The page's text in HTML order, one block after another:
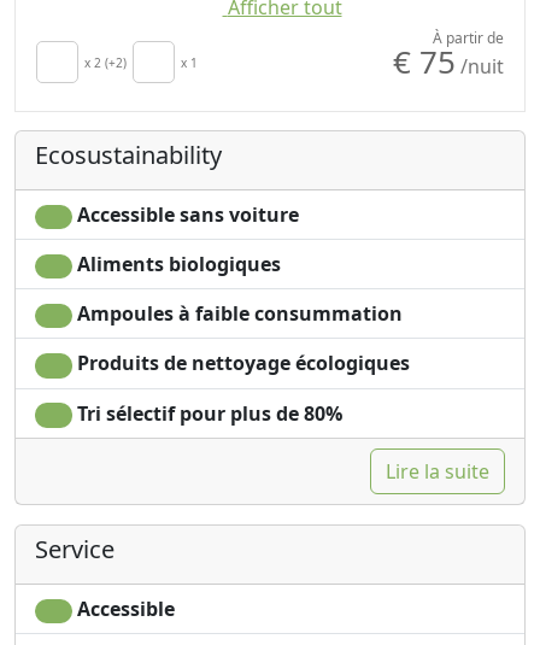
Autonomous heating
Crib
Kitchenette
Sèche-cheveux
Living room
Clotheshorse
Towels
Draps
Cupboard or
Wardrobe
Fireplace
Ironing facilities
Sofa
Cooking utensils
Coffee machine
Barbecue
Washing machine
Garden
exclusive use
Own entrance
Microwave
Afficher tout
x 2 (+2) x 1
À partir de
€ 75 /nuit
Ecosustainability
Accessible sans voiture
Aliments biologiques
Ampoules à faible consummation
Produits de nettoyage écologiques
Tri sélectif pour plus de 80%
Lire la suite
Service
Accessible